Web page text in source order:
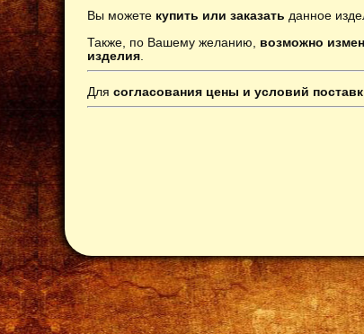
Вы можете купить или заказать данное
Также, по Вашему желанию, возможно
изделия
Для согласования цены и условий